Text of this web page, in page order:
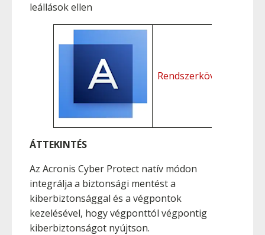
leállások ellen
ÁTTEKINTÉS
Az Acronis Cyber Protect natív módon
integrálja a biztonsági mentést a
kiberbiztonsággal és a végpontok
kezelésével, hogy végponttól végpontig
kiberbiztonságot nyújtson.